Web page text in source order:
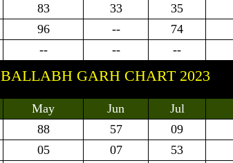
83 33 35
96 -- 74
-- -- --
BALLABH GARH CHART 2023
May Jun Jul
88 57 09
05 07 53